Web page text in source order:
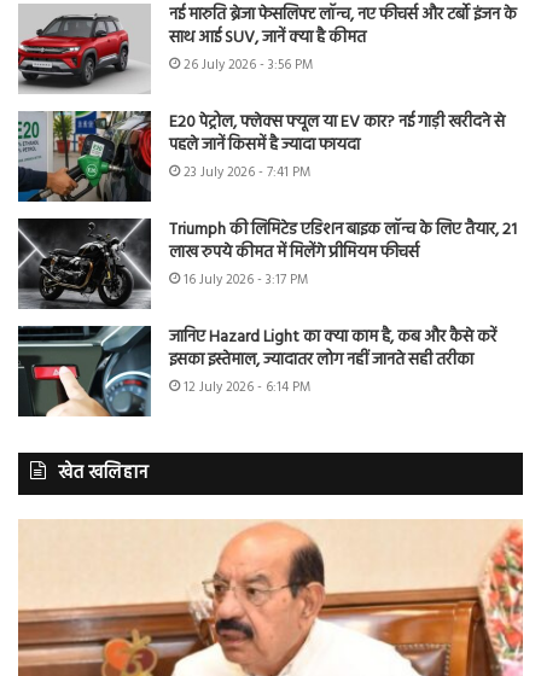
नई मारुति ब्रेजा फेसलिफ्ट लॉन्च, नए फीचर्स और टर्बो इंजन के
साथ आई SUV, जानें क्या है कीमत
26 July 2026 - 3:56 PM
E20 पेट्रोल, फ्लेक्स फ्यूल या EV कार? नई गाड़ी खरीदने से
पहले जानें किसमें है ज्यादा फायदा
23 July 2026 - 7:41 PM
Triumph की लिमिटेड एडिशन बाइक लॉन्च के लिए तैयार, 21
लाख रुपये कीमत में मिलेंगे प्रीमियम फीचर्स
16 July 2026 - 3:17 PM
जानिए Hazard Light का क्या काम है, कब और कैसे करें
इसका इस्तेमाल, ज्यादातर लोग नहीं जानते सही तरीका
12 July 2026 - 6:14 PM
खेत खलिहान